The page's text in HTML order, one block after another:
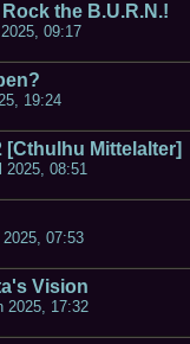
the B.U.R.N.!
09:17
19:24
[Cthulhu Mittelalter]
2025, 08:51
07:53
Vision
2025, 17:32